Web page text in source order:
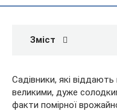
Зміст
Садівники, які
великими, дуже
факти помірної